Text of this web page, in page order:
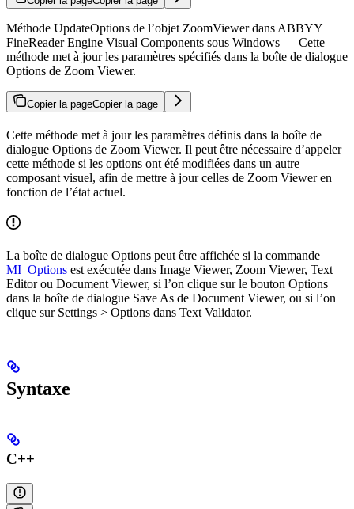
Méthode UpdateOptions de l’objet ZoomViewer dans ABBYY
FineReader Engine Visual Components sous Windows — Cette
méthode met à jour les paramètres spécifiés dans la boîte de dialogue
Options de Zoom Viewer.
Copier la pageCopier la page
Cette méthode met à jour les paramètres définis dans la boîte de
dialogue Options de Zoom Viewer. Il peut être nécessaire d’appeler
cette méthode si les options ont été modifiées dans un autre
composant visuel, afin de mettre à jour celles de Zoom Viewer en
fonction de l’état actuel.
La boîte de dialogue Options peut être affichée si la commande
MI_Options est exécutée dans Image Viewer, Zoom Viewer, Text
Editor ou Document Viewer, si l’on clique sur le bouton Options
dans la boîte de dialogue Save As de Document Viewer, ou si l’on
clique sur Settings > Options dans Text Validator.
Syntaxe
C++